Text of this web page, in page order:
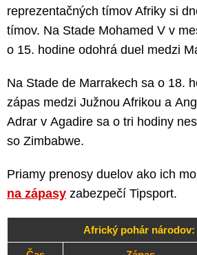
reprezentačných tímov Afriky si
tímov. Na Stade Mohamed V v
o 15. hodine odohrá duel medzi
Na Stade de Marrakech sa o 18.
zápas medzi Južnou Afrikou a
Adrar v Agadire sa o tri hodiny
so Zimbabwe.
Priamy prenosy duelov ako ich
na zápasy zabezpečí Tipsport.
Africký pohár národov: